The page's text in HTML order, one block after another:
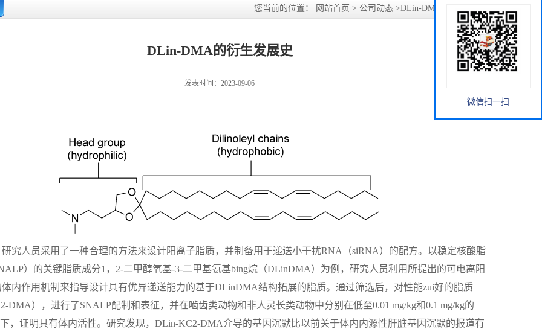
您当前的位置： 网站首页 > 公司动态 >DLin-DMA的衍生发展史
DLin-DMA的衍生发展史
发表时间：2023-09-06
究人员采用了一种合理的方法来设计阳离子脂质，并制备用于递送小干扰RNA（siRNA）的配方。以稳定核酸脂
）的关键脂质成分1，2-二甲醇氧基-3-二甲基氨基bing烷（DLinDMA）为例，研究人员利用所提出的可电离阳
内作用机制来指导设计具有优异递送能力的基于DLinDMA结构拓展的脂质。通过筛选后，对性能zui好的脂质
DMA），进行了SNALP配制和表征，并在啮齿类动物和非人灵长类动物中分别在低至0.01 mg/kg和0.1 mg/kg的
，证明具有体内活性。研究发现，DLin-KC2-DMA介导的基因沉默比以前关于体内内源性肝脏基因沉默的报道有
微信扫一扫